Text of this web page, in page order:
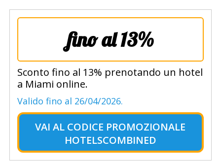
fino al 13%
Sconto fino al 13% prenotando un hotel
a Miami online.
Valido fino al 26/04/2026.
VAI AL CODICE PROMOZIONALE
HOTELSCOMBINED